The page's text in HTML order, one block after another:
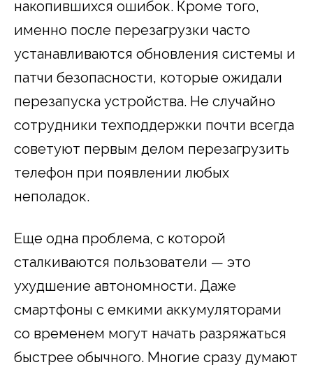
накопившихся ошибок. Кроме того,
именно после перезагрузки часто
устанавливаются обновления системы и
патчи безопасности, которые ожидали
перезапуска устройства. Не случайно
сотрудники техподдержки почти всегда
советуют первым делом перезагрузить
телефон при появлении любых
неполадок.
Еще одна проблема, с которой
сталкиваются пользователи — это
ухудшение автономности. Даже
смартфоны с емкими аккумуляторами
со временем могут начать разряжаться
быстрее обычного. Многие сразу думают